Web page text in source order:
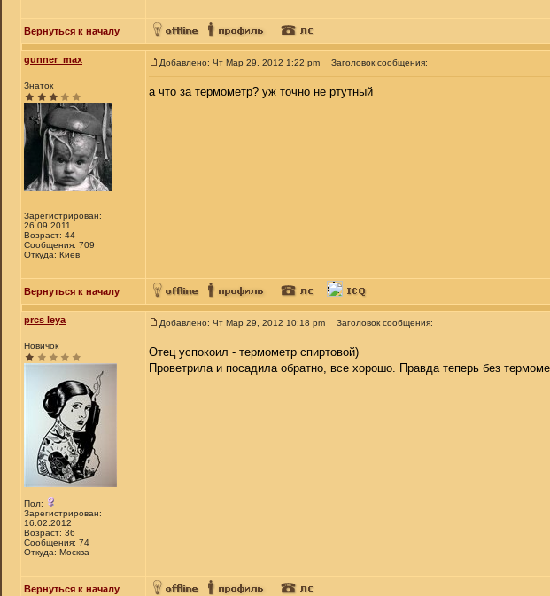
Вернуться к началу
gunner_max
Знаток
Зарегистрирован:
26.09.2011
Возраст: 44
Сообщения: 709
Откуда: Киев
Добавлено: Чт Мар 29, 2012 1:22 pm Заголовок сообщения:
а что за термометр? уж точно не ртутный
Вернуться к началу
prcs leya
Новичок
Пол:
Зарегистрирован:
16.02.2012
Возраст: 36
Сообщения: 74
Откуда: Москва
Добавлено: Чт Мар 29, 2012 10:18 pm Заголовок сообщения:
Отец успокоил - термометр спиртовой)
Проветрила и посадила обратно, все хорошо. Правда теперь без
Вернуться к началу